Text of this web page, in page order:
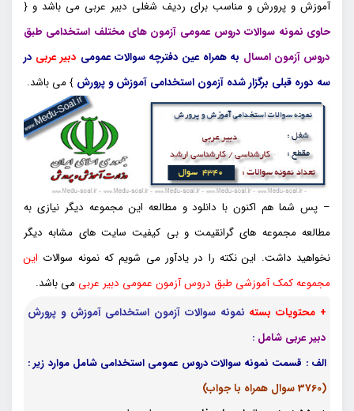
آموزش و پرورش و مناسب برای ردیف شغلی دبیر عربی می باشد و {
حاوی نمونه سوالات دروس عمومی آزمون های مختلف استخدامی طبق
دروس آزمون امسال به همراه عین دفترچه سوالات عمومی دبیر عربی در
سه دوره قبلی برگزار شده آزمون استخدامی آموزش و پرورش } می باشد.
– پس شما هم اکنون با دانلود و مطالعه این مجموعه دیگر نیازی به
مطالعه مجموعه های گرانقیمت و بی کیفیت سایت های مشابه دیگر
نخواهید داشت. این نکته را در یادآور می شویم که نمونه سوالات این
مجموعه کمک آموزشی طبق دروس آزمون عمومی دبیر عربی می باشد.
+ محتویات بسته نمونه سوالات آزمون استخدامی آموزش و پرورش
دبیر عربی شامل :
الف : قسمت نمونه سوالات دروس عمومی استخدامی شامل موارد زیر :
(3760 سوال همراه با جواب)